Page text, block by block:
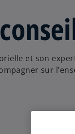
et son
sur